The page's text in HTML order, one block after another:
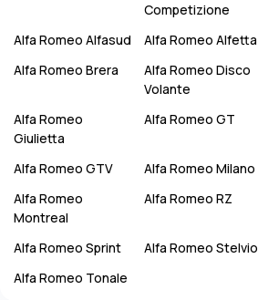
Competizione
Alfa Romeo Alfasud Alfa Romeo Alfetta
Alfa Romeo Brera Alfa Romeo Disco
Volante
Alfa Romeo
Giulietta
Alfa Romeo GT
Alfa Romeo GTV Alfa Romeo Milano
Alfa Romeo
Montreal
Alfa Romeo RZ
Alfa Romeo Sprint Alfa Romeo Stelvio
Alfa Romeo Tonale